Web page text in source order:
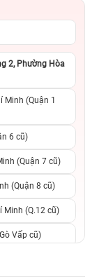
2, Phường Hòa
Minh (Quận 1
6 cũ)
(Quận 7 cũ)
(Quận 8 cũ)
Minh (Q.12 cũ)
Vấp cũ)
Tân Phú cũ)